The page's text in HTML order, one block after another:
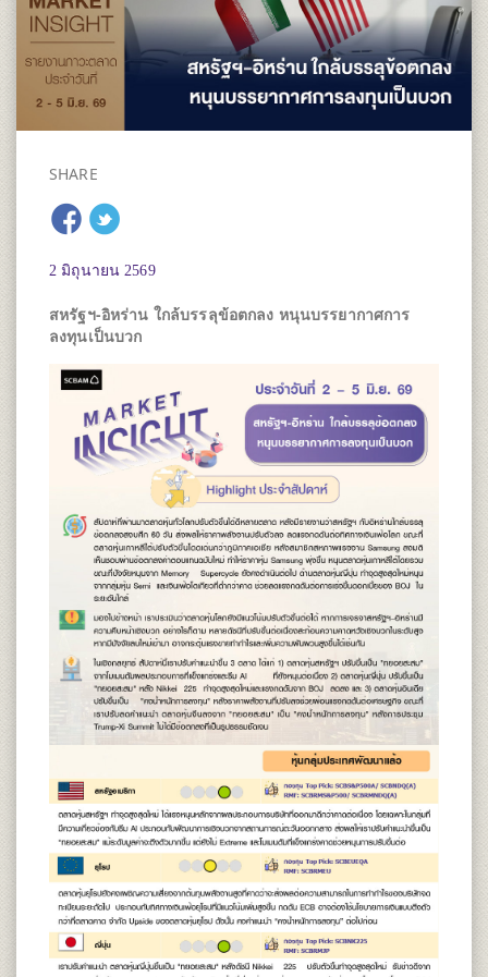
SHARE
2 มิถุนายน 2569
สหรัฐฯ-อิหร่าน ใกล้บรรลุข้อตกลง หนุนบรรยากาศการ
ลงทุนเป็นบวก